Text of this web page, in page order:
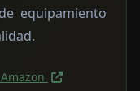
equipamiento